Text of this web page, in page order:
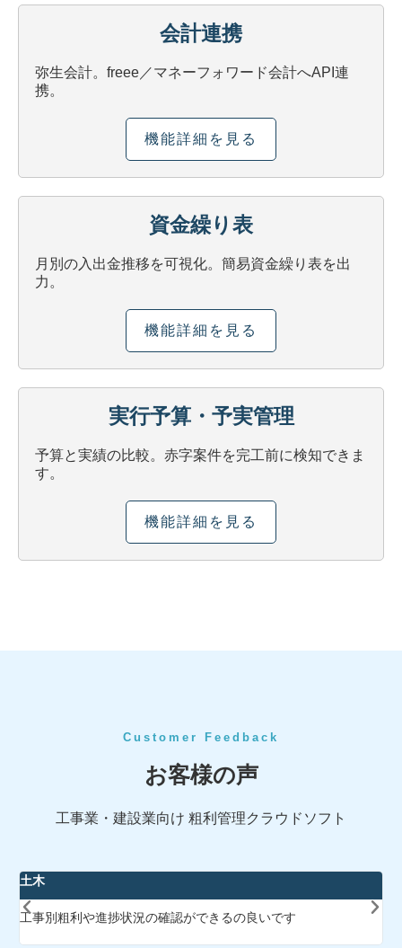
会計連携
弥生会計。freee／マネーフォワード会計へAPI連
携。
機能詳細を見る
資金繰り表
月別の入出金推移を可視化。簡易資金繰り表を出
力。
機能詳細を見る
実行予算・予実管理
予算と実績の比較。赤字案件を完工前に検知できま
す。
機能詳細を見る
Customer Feedback
お客様の声
工事業・建設業向け 粗利管理クラウドソフト
土木
工事別粗利や進捗状況の確認ができるの良いです